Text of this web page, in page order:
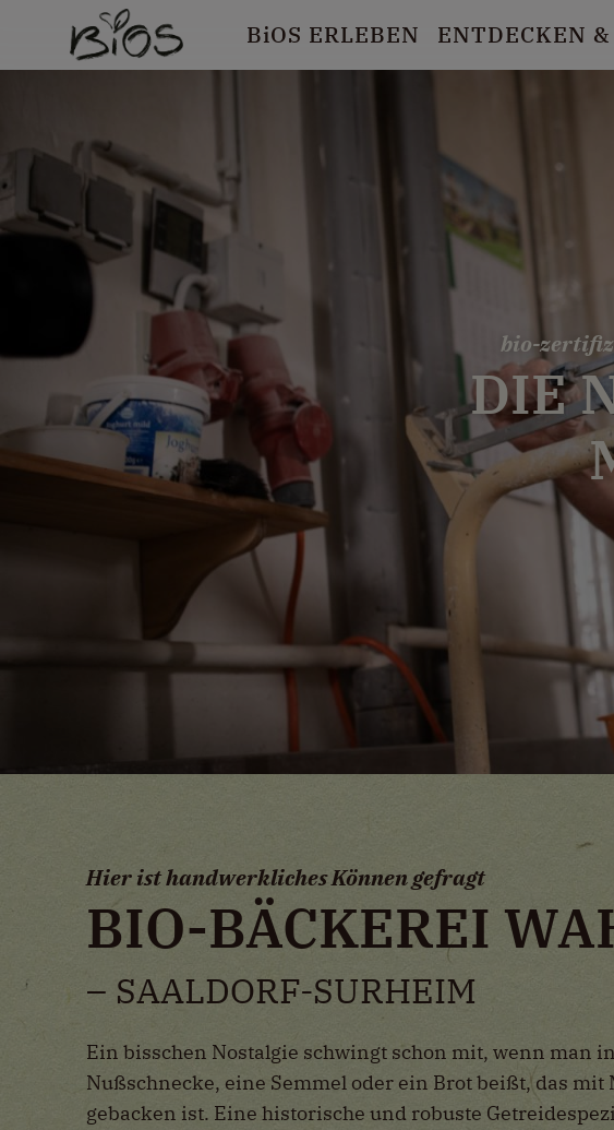
BiOS ERLEBEN ENTDECKEN
DIE
bio-
BIO-BÄCKEREI
Hier ist handwerkliches Können gefragt
SAALDORF-SURHEIM
Ein bisschen Nostalgie schwingt schon mit, wenn man
Nußschnecke, eine Semmel oder ein Brot beißt, das mit
gebacken ist. Eine historische und robuste